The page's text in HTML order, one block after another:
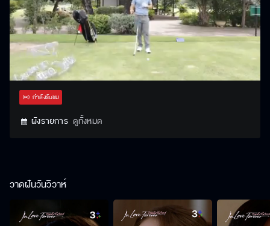
UnmuteStream
กำลังรับชม
ผังรายการ ดูทั้งหมด
วาดฝันวันวิวาห์